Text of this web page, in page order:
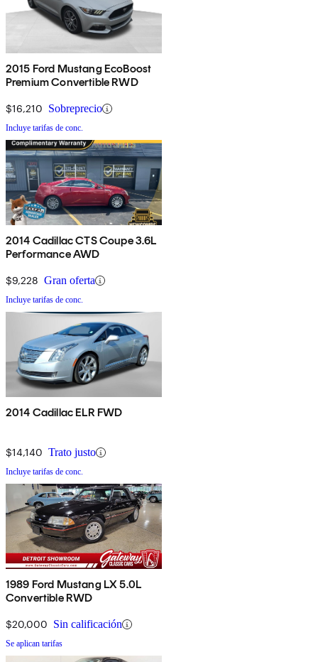
2015 Ford Mustang EcoBoost
Premium Convertible RWD
$16,210 Sobreprecio
Incluye tarifas de conc.
2014 Cadillac CTS Coupe 3.6L
Performance AWD
$9,228 Gran oferta
Incluye tarifas de conc.
2014 Cadillac ELR FWD
$14,140 Trato justo
Incluye tarifas de conc.
1989 Ford Mustang LX 5.0L
Convertible RWD
$20,000 Sin calificación
Se aplican tarifas